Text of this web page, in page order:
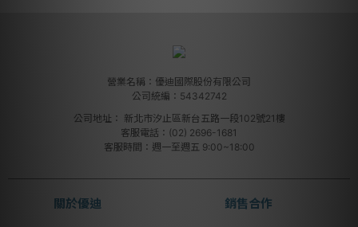
營業名稱：優迪國際股份有限公司
公司統編：54342742
公司地址： 新北市汐止區新台五路一段102號21樓
客服電話：(02) 2696-1681
客服時間：週一至週五 9:00~18:00
關於優迪 銷售合作